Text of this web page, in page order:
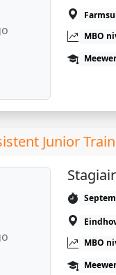
MBO
Junior
MBO